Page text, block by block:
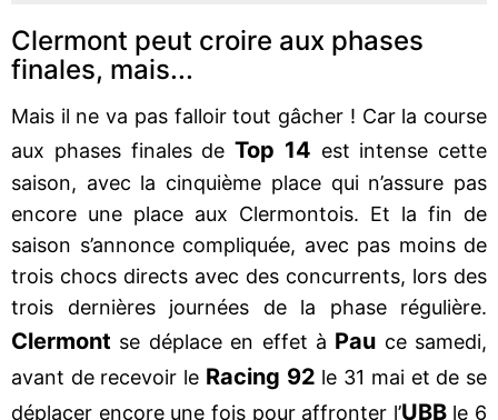
Clermont peut croire aux phases
finales, mais...
Mais il ne va pas falloir tout gâcher ! Car la course
aux phases finales de Top 14 est intense cette
saison, avec la cinquième place qui n’assure pas
encore une place aux Clermontois. Et la fin de
saison s’annonce compliquée, avec pas moins de
trois chocs directs avec des concurrents, lors des
trois dernières journées de la phase régulière.
Clermont se déplace en effet à Pau ce samedi,
avant de recevoir le Racing 92 le 31 mai et de se
déplacer encore une fois pour affronter l’UBBle 6